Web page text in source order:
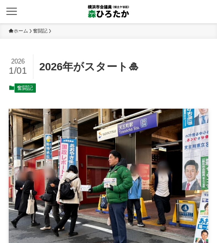
ホーム 奮闘記
2026年がスタート🎍
2026
1/01
奮闘記